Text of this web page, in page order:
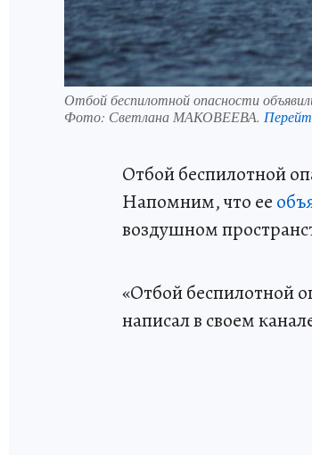
Отбой беспилотной опасности
Фото: Светлана МАКОВЕЕВА.
Отбой беспилотной
Напомним, что ее
воздушном
«Отбой беспилотной
написал в своем